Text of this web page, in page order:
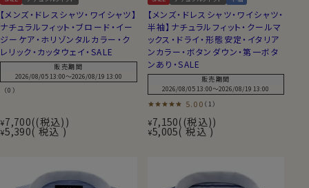
【メンズ・ドレスシャツ・ワイシャツ】
ナチュラルフィット・ブロード・イー
ジーケア・ホリゾンタルカラー・ク
レリック・カッタウェイ・SALE
販売期間
2026/08/05 13:00〜2026/08/19 13:00
（0）
¥7,700 (税込)
¥5,390 税込
【メンズ・ドレスシャツ・ワイシャツ・
半袖】ナチュラルフィット・クールマ
ックス・ドライ・形態安定・イタリア
ンカラー・ボタンダウン・第一ボタ
ンあり・SALE
販売期間
2026/08/05 13:00〜2026/08/19 13:00
5.00 （1）
¥7,150 (税込)
¥5,005 税込